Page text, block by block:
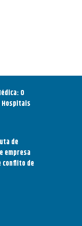
O
Hospitais
de
empresa
conflito de